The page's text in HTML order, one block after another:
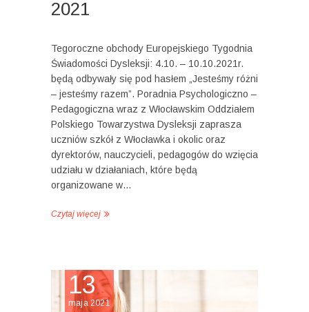
2021
Tegoroczne obchody Europejskiego Tygodnia
Świadomości Dysleksji: 4.10. – 10.10.2021r.
będą odbywały się pod hasłem „Jesteśmy różni
– jesteśmy razem”. Poradnia Psychologiczno –
Pedagogiczna wraz z Włocławskim Oddziałem
Polskiego Towarzystwa Dysleksji zaprasza
uczniów szkół z Włocławka i okolic oraz
dyrektorów, nauczycieli, pedagogów do wzięcia
udziału w działaniach, które będą
organizowane w…
Czytaj więcej
13
maja 2021